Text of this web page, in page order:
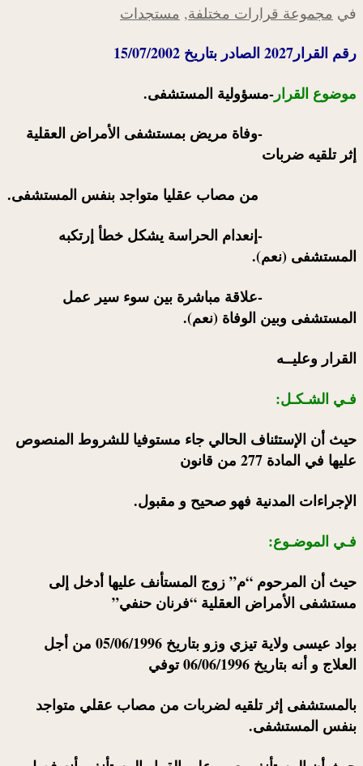
في مجموعة قرارات مختلفة, مستجدات
رقم القرار2027 الصادر بتاريخ 15/07/2002
موضوع القرار-مسؤولية المستشفى.
-وفاة مريض بمستشفى الأمراض العقلية
إثر تلقيه ضربات
من مصاب عقليا متواجد بنفس المستشفى.
-إنعدام الحراسة يشكل خطأ إرتكبه
المستشفى (نعم).
-علاقة مباشرة بين سوء سير عمل
المستشفى وبين الوفاة (نعم).
القرار وعليــه
فـي الشـكـل:
حيث أن الإستئناف الحالي جاء مستوفيا للشروط المنصوص
عليها في المادة 277 من قانون
الإجراءات المدنية فهو صحيح و مقبول.
فـي الموضـوع:
حيث أن المرحوم “م” زوج المستأنف عليها أدخل إلى
مستشفى الأمراض العقلية “فرنان حنفي”
بواد عيسى ولاية تيزي وزو بتاريخ 05/06/1996 من أجل
العلاج و أنه بتاريخ 06/06/1996 توفي
بالمستشفى إثر تلقيه لضربات من مصاب عقلي متواجد
بنفس المستشفى.